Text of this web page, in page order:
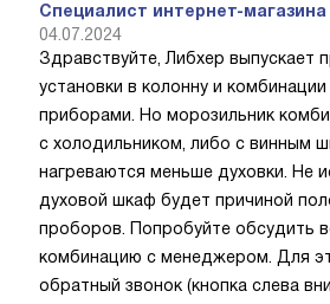
Специалист интернет-магазина
04.07.2024
Здравствуйте, Либхер выпускает
установки в колонну и
приборами. Но морозильник
с холодильником, либо с винным
нагреваются меньше духовки. Не
духовой шкаф будет причиной
проборов. Попробуйте обсудить
комбинацию с менеджером. Для
обратный звонок (кнопка слева